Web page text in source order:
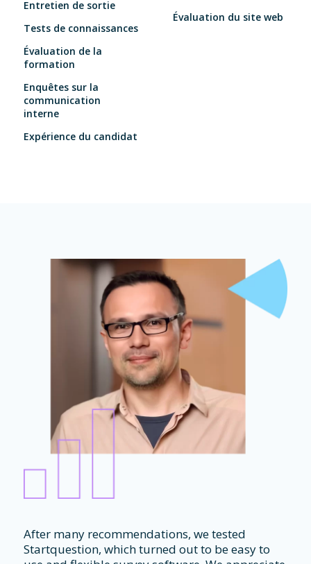
Entretien de sortie
Tests de connaissances
Évaluation de la
formation
Enquêtes sur la
communication
interne
Expérience du candidat
Évaluation du site web
After many recommendations, we tested
Startquestion, which turned out to be easy to